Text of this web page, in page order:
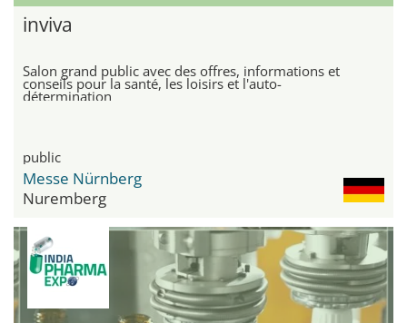
inviva
Salon grand public avec des offres, informations et
conseils pour la santé, les loisirs et l'auto-
détermination
public
Messe Nürnberg
Nuremberg